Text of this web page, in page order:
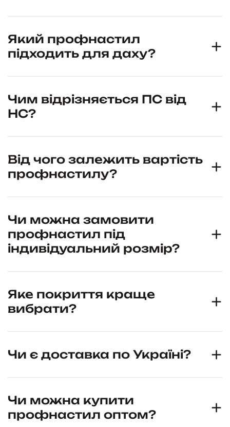
Який профнастил
підходить для даху?
Чим відрізняється ПС від
НС?
Від чого залежить вартість
профнастилу?
Чи можна замовити
профнастил під
індивідуальний розмір?
Яке покриття краще
вибрати?
Чи є доставка по Україні?
Чи можна купити
профнастил оптом?